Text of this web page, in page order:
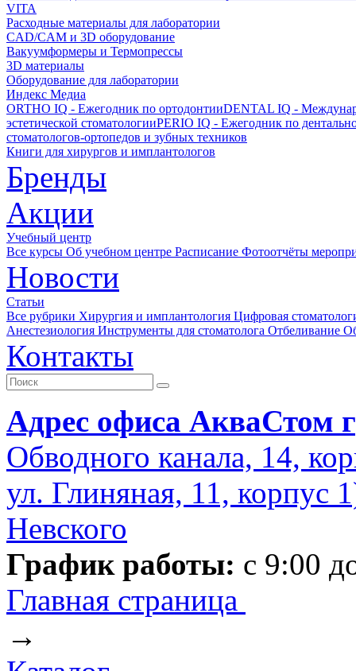
VITA
Расходные материалы для лаборатории
CAD/CAM и 3D оборудование
Вакуумформеры и Термопрессы
3D материалы
Оборудование для лаборатории
Индекс Медиа
ORTHO IQ - Ежегодник по ортодонтииDENTAL IQ -
эстетической стоматологииPERIO IQ - Ежегодник по
стоматологов-ортопедов и зубных техников
Книги для хирургов и имплантологов
Бренды
Акции
Учебный центр
Все курсы Об учебном центре Расписание Фотоотчёты
Новости
Статьи
Все рубрики Хирургия и имплантология Цифровая
Анестезиология Инструменты для стоматолога Отбеливание
Контакты
Адрес офиса АкваСтом
Обводного канала, 14,
ул. Глиняная, 11, корпус
Невского
График работы: с 9:00
Главная страница
→